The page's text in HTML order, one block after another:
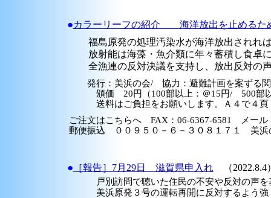
●カラーリーフの紹介 海洋放出を止めるた
福島原発の処理汚染水が海洋放出されれ
放射能は海藻・魚介類に年々蓄積し食卓
全漁連の反対決議を支持し、放出反対の
発行：美浜の会/ 協力：避難計画を案ずる
頒価 20円（100部以上：＠15円/ 500部以
送料はご負担をお願いします。Ａ４で４頁
ご注文はこちらへ FAX：06-6367-6581 メー
郵便振込 ００９５０－６－３０８１７１ 美浜
● ［報告］7月29日 滋賀県申入れ（2022.8.4
戸別訪問で聴いた住民の不安や反対の声を
美浜原発３号の運転再開に反対するよう強